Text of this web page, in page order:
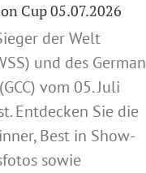
Cup 05.07.2026
der Welt
und des German
vom 05. Juli
Entdecken Sie die
Best in Show-
sowie